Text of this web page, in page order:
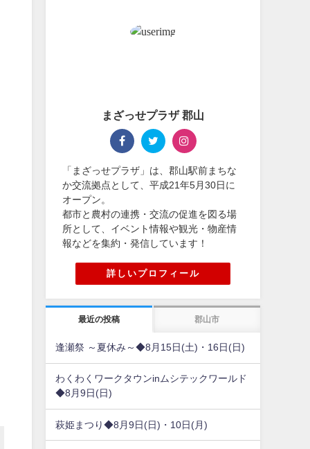
まざっせプラザ 郡山
「まざっせプラザ」は、郡山駅前まちな
か交流拠点として、平成21年5月30日に
オープン。
都市と農村の連携・交流の促進を図る場
所として、イベント情報や観光・物産情
報などを集約・発信しています！
詳しいプロフィール
最近の投稿 郡山市
逢瀬祭 ～夏休み～◆8月15日(土)・16日(日)
わくわくワークタウンinムシテックワールド
◆8月9日(日)
萩姫まつり◆8月9日(日)・10日(月)